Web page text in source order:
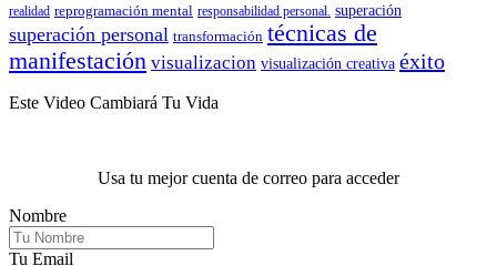
realidad reprogramación mental responsabilidad personal. superación
superación personal transformación técnicas de
manifestación visualizacion visualización creativa éxito
Este Video Cambiará Tu Vida
Usa tu mejor cuenta de correo para acceder
Nombre
Tu Email